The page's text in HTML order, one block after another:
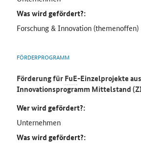
Was wird gefördert?:
Forschung & Innovation (themenoffen)
FÖRDERPROGRAMM
Förderung fürFuE-Einzelprojekte
Innovationsprogramm Mittelstand
Wer wird gefördert?:
Unternehmen
Was wird gefördert?: